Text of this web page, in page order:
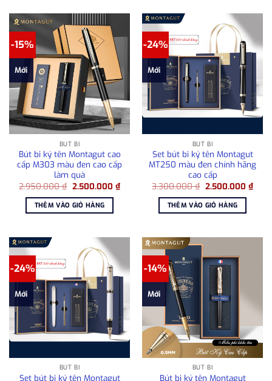
-15%
Mới
BÚT BI
Bút bi ký tên Montagut cao
cấp M303 màu đen cao cấp
làm quà
2.950.000₫ Giá
là:
2.950.000 ₫.
2.500.000 ₫Giá
hiện
2.500.000 ₫.
THÊM VÀO GIỎ HÀNG
-24%
Mới
BÚT BI
Set bút bi ký tên Montagut
MT250 màu đen chính hãng
cao cấp
3.300.000₫ Giá
là:
3.300.000 ₫.
2.500.000 ₫Giá
hiện
THÊM VÀO GIỎ HÀNG
-24%
Mới
BÚT BI
Set bút bi ký tên Montagut
-14%
Mới
BÚT BI
Bút bi ký tên Montagut